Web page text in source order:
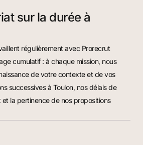
sur la durée à
régulièrement avec Prorecrut
cumulatif : à chaque mission, nous
de votre contexte et de vos
successives à Toulon, nos délais de
la pertinence de nos propositions